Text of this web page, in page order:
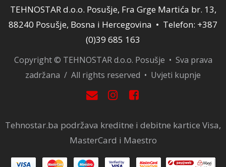
TEHNOSTAR d.o.o. Posušje, Fra Grge Martića br. 13,
88240 Posušje, Bosna i Hercegovina • Telefon: +387
(0)39 685 163
Copyright © TEHNOSTAR d.o.o. Posušje • Sva prava
zadržana / All rights reserved • Uvjeti kupnje
Tehnostar.ba podržava kreditne i debitne kartice Visa,
MasterCard i Maestro